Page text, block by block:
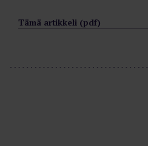
Tämä artikkeli (pdf)